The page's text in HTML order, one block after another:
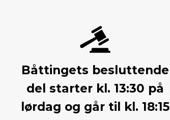
Båttingets besluttende
del starter kl. 13:30 på
lørdag og går til kl. 18:15